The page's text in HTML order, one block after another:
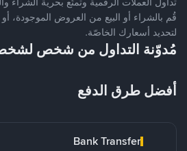
قُم بالشراء أو البيع من العروض الموجودة، أو
لتحديد أسعارك الخاصّة.
مُدوّنة التداول من شخص
أفضل طرق الدفع
Bank Transfer